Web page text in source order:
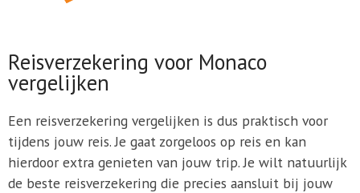
Reisverzekering voor Monaco
vergelijken
Een reisverzekering vergelijken is dus praktisch voor
tijdens jouw reis. Je gaat zorgeloos op reis en kan
hierdoor extra genieten van jouw trip. Je wilt natuurlijk
de beste reisverzekering die precies aansluit bij jouw